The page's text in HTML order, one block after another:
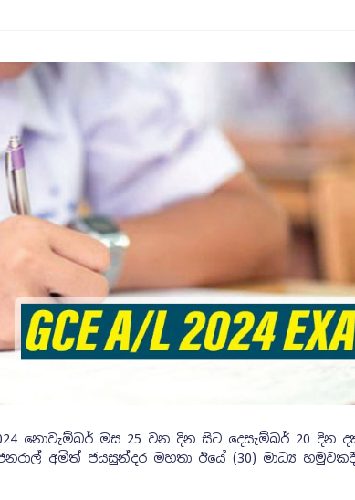
නොවැම්බර් මස 25 වන දින සිට දෙසැම්බර් 20 දින
අමිත් ජයසුන්දර මහතා ඊයේ (30) මාධ්‍ය